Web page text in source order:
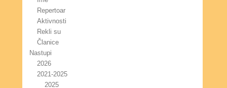
Repertoar
Aktivnosti
Rekli su
Članice
Nastupi
2026
2021-2025
2025